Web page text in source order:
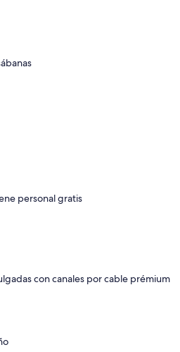
personal gratis
con canales por cable prémium